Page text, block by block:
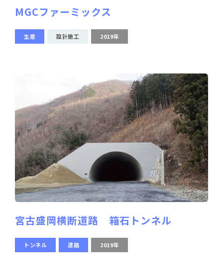
MGCファーミックス
生産 設計施工 2019年
宮古盛岡横断道路 箱石トンネル
トンネル 道路 2019年